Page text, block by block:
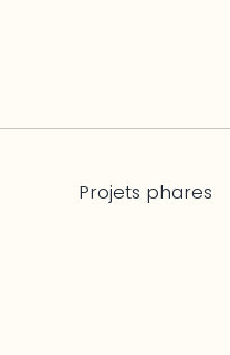
Projets phares